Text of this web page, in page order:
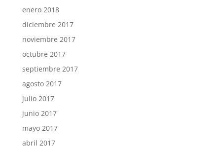
enero 2018
diciembre 2017
noviembre 2017
octubre 2017
septiembre 2017
agosto 2017
julio 2017
junio 2017
mayo 2017
abril 2017